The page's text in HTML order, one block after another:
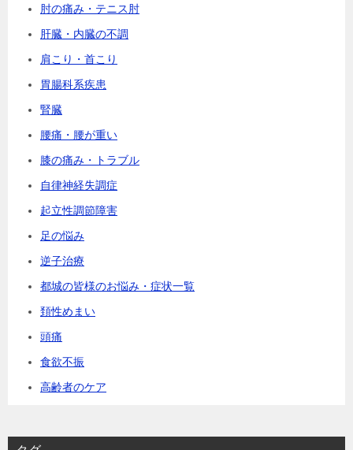
肘の痛み・テニス肘
肝臓・内臓の不調
肩こり・首こり
胃腸科系疾患
腎臓
腰痛・腰が重い
膝の痛み・トラブル
自律神経失調症
起立性調節障害
足の悩み
逆子治療
都城の皆様のお悩み・症状一覧
頚性めまい
頭痛
食欲不振
高齢者のケア